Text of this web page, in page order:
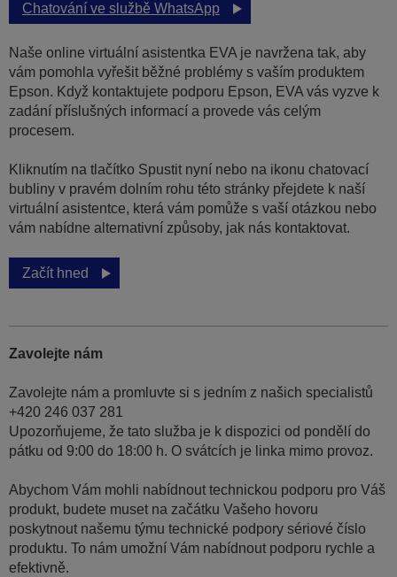
Chatování ve službě WhatsApp
Naše online virtuální asistentka EVA je navržena tak, aby
vám pomohla vyřešit běžné problémy s vaším produktem
Epson. Když kontaktujete podporu Epson, EVA vás vyzve k
zadání příslušných informací a provede vás celým
procesem.
Kliknutím na tlačítko Spustit nyní nebo na ikonu chatovací
bubliny v pravém dolním rohu této stránky přejdete k naší
virtuální asistentce, která vám pomůže s vaší otázkou nebo
vám nabídne alternativní způsoby, jak nás kontaktovat.
Začít hned
Zavolejte nám
Zavolejte nám a promluvte si s jedním z našich specialistů
+420 246 037 281
Upozorňujeme, že tato služba je k dispozici od pondělí do
pátku od 9:00 do 18:00 h. O svátcích je linka mimo provoz.
Abychom Vám mohli nabídnout technickou podporu pro Váš
produkt, budete muset na začátku Vašeho hovoru
poskytnout našemu týmu technické podpory sériové číslo
produktu. To nám umožní Vám nabídnout podporu rychle a
efektivně.